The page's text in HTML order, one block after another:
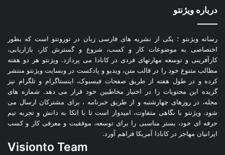
درباره ویژنتو
رسانه ویژنتو ؛ یکی از نشریه های فارسی زبان در تورونتو است که بطور
اختصاصی به موضوعات کار و کسب، شروع و گسترش کار، بازاریابی،
کارآفرینی و توسعه مهارتهای فردی در کانادا می پردازد. ویژنتو هر دو هفته
مطالب متنوع خود را در قالب متن، ویدیو و پادکست در وبسایت ویژنتو منتشر
کرده و در طول هفته از طریق صفحات فیسبوک، اینستاگرام و تلگرام نیز
گزیده این محتویات را در اختیار مخاطبین خود قرار می دهد. شماره های
مجله، در روزهای چهارشنبه و از طریق خبرنامه ، برای مشترکان ارسال می
شود. ویژنتو با نگاهی متفاوت، امیدوار است تا با اتکا به دانش و تجربه تیم
حرفه ای خود، بستر مناسبی را برای توسعه، موفقیت و معرفی کار و کسب
ایرانیان مهاجر در کانادا آمریکا فراهم آورد.
Visionto Team